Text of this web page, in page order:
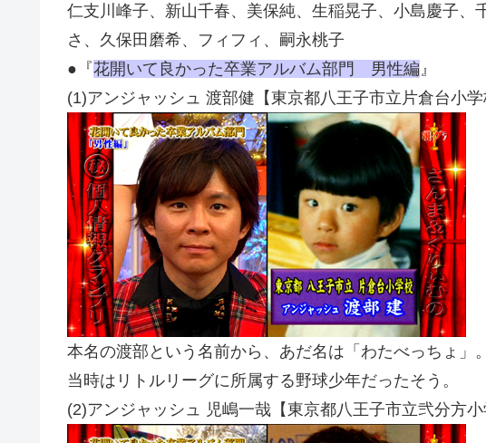
仁支川峰子、新山千春、美保純、生稲晃子、小島慶子、
さ、久保田磨希、フィフィ、嗣永桃子
●『花開いて良かった卒業アルバム部門 男性編 』
(1)アンジャッシュ 渡部健【東京都八王子市立片倉台小学
本名の渡部という名前から、あだ名は「わたべっちょ」。
当時はリトルリーグに所属する野球少年だったそう。
(2)アンジャッシュ 児嶋一哉【東京都八王子市立弐分方小